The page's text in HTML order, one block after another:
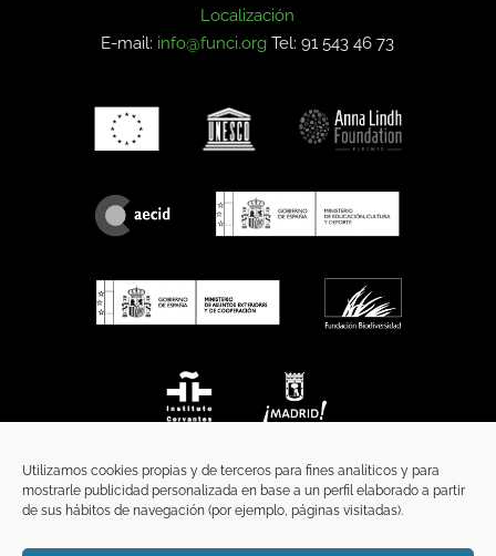
Utilizamos cookies propias y de terceros para fines analíticos y para
mostrarle publicidad personalizada en base a un perfil elaborado a partir
de sus hábitos de navegación (por ejemplo, páginas visitadas).
Localización
E-mail: info@funci.org Tel: 91 543 46 73